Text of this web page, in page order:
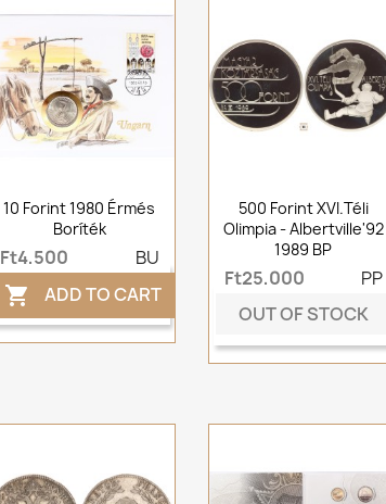
10 Forint 1980 Érmés
Boríték
Ft4,500 BU
 ADD TO CART
500 Forint XVI.Téli
Olimpia - Albertville'92
1989 BP
Ft25,000
PP
OUT OF STOCK